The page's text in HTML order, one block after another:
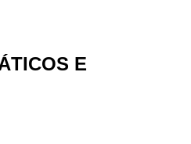
E